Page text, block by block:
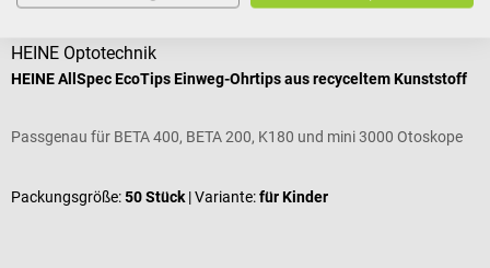
HEINE Optotechnik
HEINE AllSpec EcoTips Einweg-Ohrtips aus recyceltem Kunststoff
Passgenau für BETA 400, BETA 200, K180 und mini 3000 Otoskope
Packungsgröße:50 Stück| Variante:für Kinder